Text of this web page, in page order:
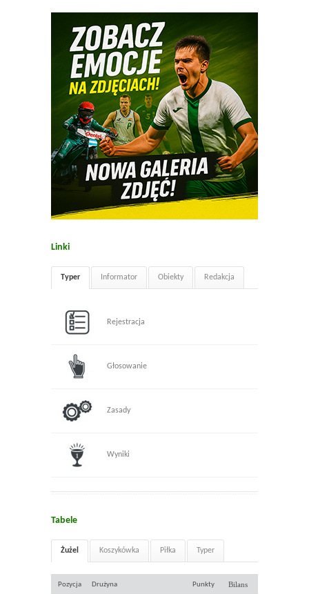
Linki
Typer Informator Obiekty Redakcja
Rejestracja
Głosowanie
Zasady
Wyniki
Tabele
Żużel Koszykówka Piłka Typer
Pozycja Drużyna Punkty Bilans